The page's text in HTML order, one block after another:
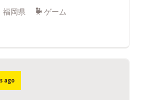
福岡県 ゲーム
ago